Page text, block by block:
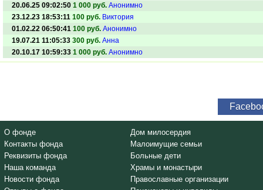
20.06.25 09:02:50 1 000 руб. Анонимно
23.12.23 18:53:11 100 руб. Виктория
01.02.22 06:50:41 100 руб. Анонимно
19.07.21 11:05:33 300 руб. Анна
20.10.17 10:59:33 1 000 руб. Анонимно
О фонде
Контакты фонда
Реквизиты фонда
Наша команда
Новости фонда
Дом милосердия
Малоимущие семьи
Больные дети
Храмы и монастыри
Православные организации